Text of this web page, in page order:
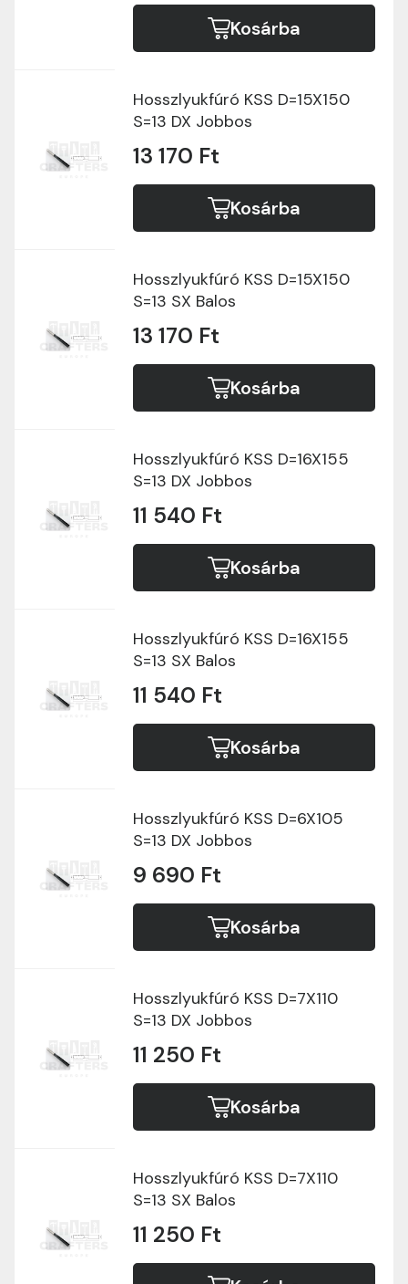
Kosárba
Hosszlyukfúró KSS D=15X150
S=13 DX Jobbos
13 170 Ft
Kosárba
Hosszlyukfúró KSS D=15X150
S=13 SX Balos
13 170 Ft
Kosárba
Hosszlyukfúró KSS D=16X155
S=13 DX Jobbos
11 540 Ft
Kosárba
Hosszlyukfúró KSS D=16X155
S=13 SX Balos
11 540 Ft
Kosárba
Hosszlyukfúró KSS D=6X105
S=13 DX Jobbos
9 690 Ft
Kosárba
Hosszlyukfúró KSS D=7X110
S=13 DX Jobbos
11 250 Ft
Kosárba
Hosszlyukfúró KSS D=7X110
S=13 SX Balos
11 250 Ft